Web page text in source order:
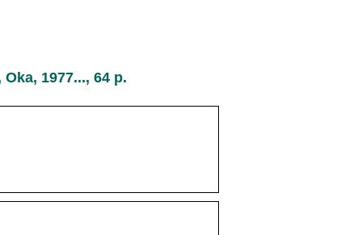
Oka, 1977..., 64 p.